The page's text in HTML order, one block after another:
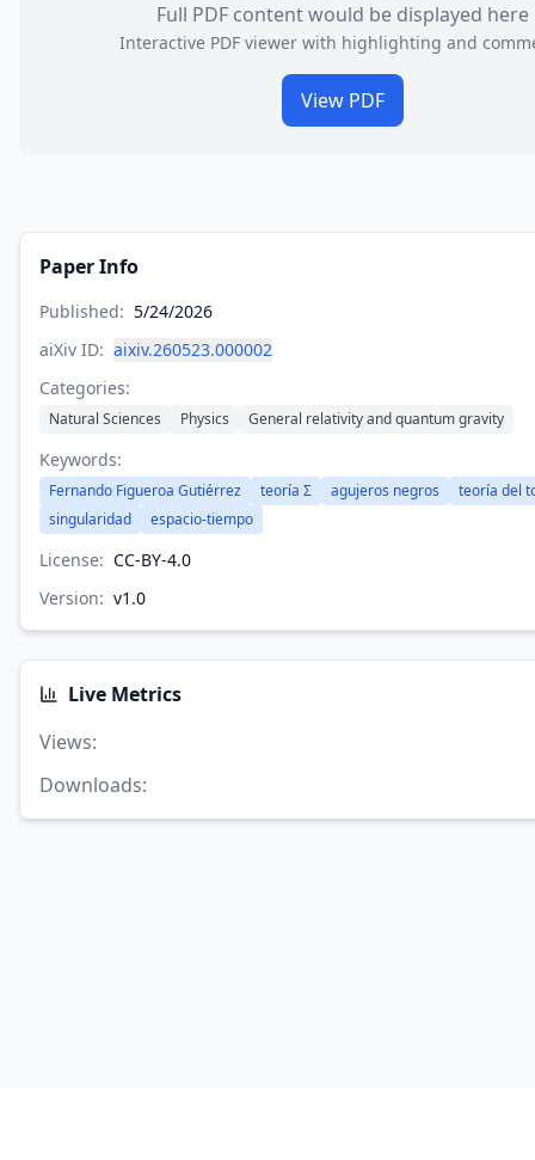
Full PDF content would be displayed here
Interactive PDF viewer with highlighting and
View PDF
Paper Info
Published: 5/24/2026
aiXiv ID: aixiv.260523.000002
Categories:
Natural Sciences Physics General relativity and quantum gravity
Keywords:
Fernando Figueroa Gutiérrez teoría Σ agujeros negros
teoría del
singularidad
espacio-tiempo
License: CC-BY-4.0
Version: v1.0
Live Metrics
Views:
Downloads: